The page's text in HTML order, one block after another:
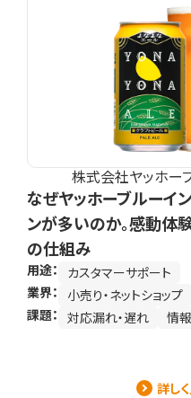
株式会社ヤッホー
なぜヤッホーブルーイ
ンが多いのか。感動体
の仕組み
用途：
カスタマーサポート
業界：
小売り・ネットショップ
課題： 対応漏れ・遅れ 情
詳し